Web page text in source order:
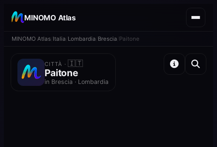
MINOMO Atlas
MINOMO Atlas Italia Lombardia Brescia Paitone
CITTÀ ·🇮🇹
Paitone
in Brescia · Lombardia